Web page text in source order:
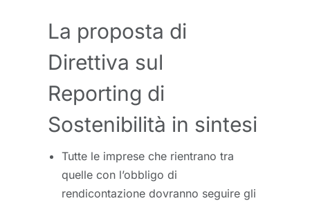
La proposta di
Direttiva sul
Reporting di
Sostenibilità in sintesi
Tutte le imprese che rientrano tra
quelle con l’obbligo di
rendicontazione dovranno seguire gli